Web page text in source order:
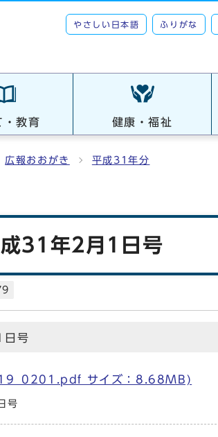
やさしい日本語 ふりがな
・教育 健康・福祉
広報おおがき 平成31年分
31年2月1日号
号
サイズ：8.68MB)
号